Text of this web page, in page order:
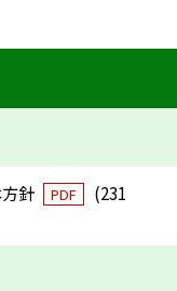
針 PDF
(231